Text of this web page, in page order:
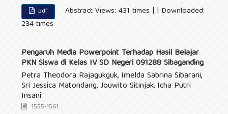
pdf
Abstract Views: 431 times | | Downloaded:
234 times
Pengaruh Media Powerpoint Terhadap Hasil Belajar
PKN Siswa di Kelas IV SD Negeri 091288 Sibaganding
Petra Theodora Rajagukguk, Imelda Sabrina Sibarani,
Sri Jessica Matondang, Jouwito Sitinjak, Icha Putri
Insani
1555-1561